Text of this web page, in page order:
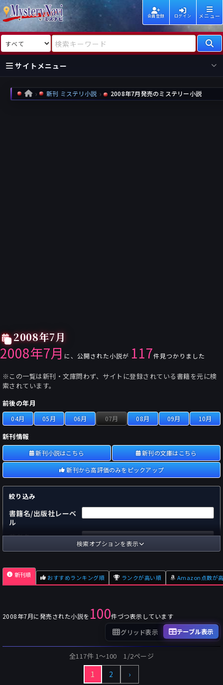
会員登録 ログイン メニュー
検索対象 検索キーワード
サイトメニュー
国内
作家
海外
作家
新着
レビュー
新刊
情報
HOME 新刊 ミステリ小説 2008年7月発売のミステリー小説
2008年7月
2008年7月 に、公開された小説が 117件見つかりました
※この一覧は新刊・文庫問わず、サイトに登録されている書籍を元に検
索されています。
前後の年月
04月 05月 06月 07月 08月 09月 10月
新刊情報
新刊小説はこちら
新刊の文庫はこちら
新刊から高評価のみをピックアップ
絞り込み
書籍名/出版社レーベ
ル
著者名
国内
海外
出版社
フォーマット
単行本
～
Pt
～
Pt
～
検索オプションを表示
新刊順 おすすめランキング順 ランクが高い順 Amazon点数が
2008年7月に発売された小説を 100件づつ表示しています
グリッド表示 テーブル表示
全117件 1〜100 1/2ページ
1 2 ›